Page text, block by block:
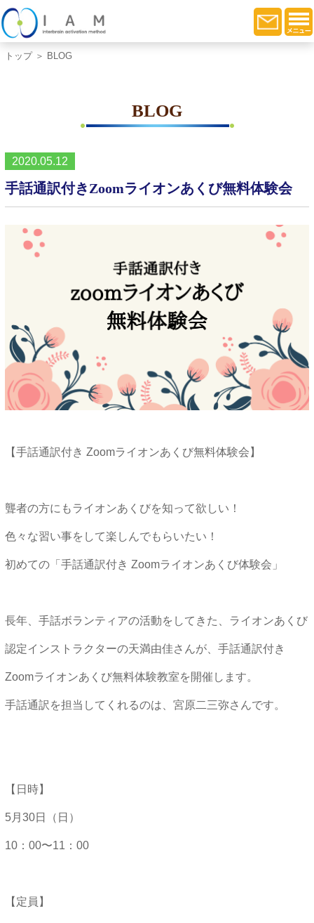
トップ＞ BLOG
BLOG
2020.05.12
手話通訳付きZoomライオンあくび無料体験会
【手話通訳付き Zoomライオンあくび無料体験会】
聾者の方にもライオンあくびを知って欲しい！
色々な習い事をして楽しんでもらいたい！
初めての「手話通訳付き Zoomライオンあくび体験会」
長年、手話ボランティアの活動をしてきた、ライオンあくび
認定インストラクターの天満由佳さんが、手話通訳付き
Zoomライオンあくび無料体験教室を開催します。
手話通訳を担当してくれるのは、宮原二三弥さんです。
【日時】
5月30日（日）
10：00〜11：00
【定員】